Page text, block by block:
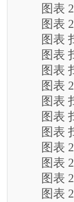
图表
图表
图表 扫
图表 扫
图表 扫
图表
图表 扫
图表 扫
图表 扫
图表
图表
图表
图表